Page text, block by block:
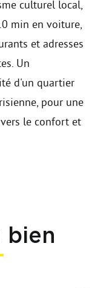
culturel local,
min en voiture,
et adresses
Un
d'un quartier
pour une
le confort et
bien